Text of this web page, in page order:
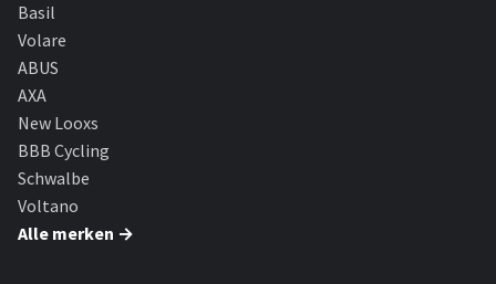
Basil
Volare
ABUS
AXA
New Looxs
BBB Cycling
Schwalbe
Voltano
Alle merken →